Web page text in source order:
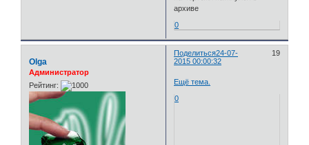
архиве
0
Поделиться 19
24-07-
2015 00:00:32
Olga
Администратор
Рейтинг:
Ещё тема.
0